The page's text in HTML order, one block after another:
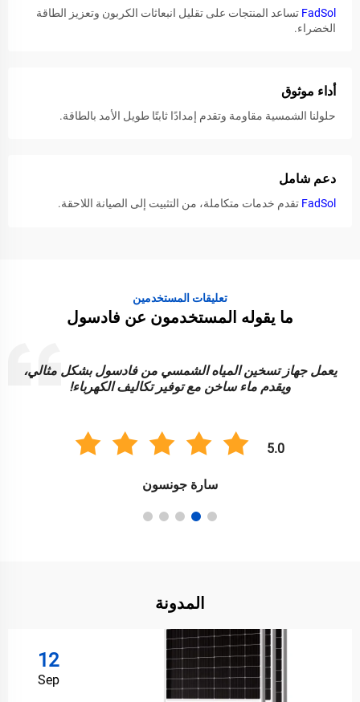
FadSolتساعد المنتجات على تقليل انبعاثات الكربون وتعزيز الطاقة
الخضراء.
أداء موثوق
حلولنا الشمسية مقاومة وتقدم إمدادًا ثابتًا طويل الأمد بالطاقة.
دعم شامل
FadSolتقدم خدمات متكاملة، من التثبيت إلى الصيانة اللاحقة.
تعليقات المستخدمين
ما يقوله المستخدمون عن فادسول
إن أضواء الطاقة الشمسية من فادسول زاهية ومتينة وموثوقة.
رائعة لإضاءة حديقتي بطريقة مستدامة!
5.0
أنيل سينغ
المدونة
12
Sep